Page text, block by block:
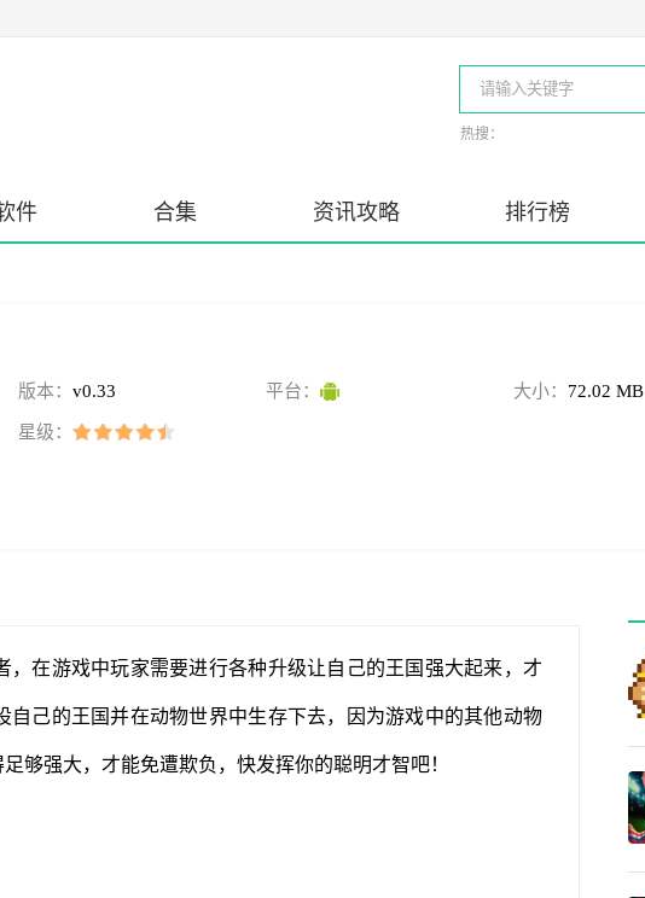
热搜：
件 合集 资讯攻略 排行榜
版本： v0.33 平台： 大小： 72.02 MB
星级：
在游戏中玩家需要进行各种升级让自己的王国强大起来，才
己的王国并在动物世界中生存下去，因为游戏中的其他动物
够强大，才能免遭欺负，快发挥你的聪明才智吧！